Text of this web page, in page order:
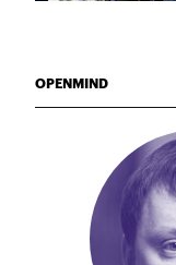
OPENMIND